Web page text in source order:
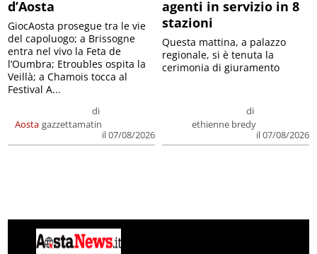
d’Aosta
Aosta
di
gazzettamatin
il 07/08/2026
GiocAosta prosegue tra le vie
del capoluogo; a Brissogne
entra nel vivo la Feta de
l’Oumbra; Etroubles ospita la
Veillà; a Chamois tocca al
Festival A...
agenti in servizio in 8
stazioni
di
ethienne bredy
il 07/08/2026
Questa mattina, a palazzo
regionale, si è tenuta la
cerimonia di giuramento